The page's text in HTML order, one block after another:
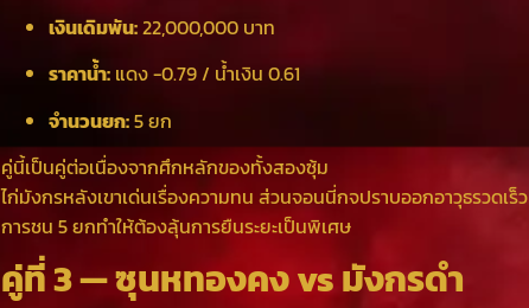
เงินเดิมพัน:22,000,000 บาท
ราคาน้ำ: แดง -0.79 / น้ำเงิน 0.61
จำนวนยก:5 ยก
คู่นี้เป็นคู่ต่อเนื่องจากศึกหลักของทั้งสองซุ้ม
ไก่มังกรหลังเขาเด่นเรื่องความทน ส่วนจอนนี่กจปราบออกอาวุธรวดเร็ว
การชน 5 ยกทำให้ต้องลุ้นการยืนระยะเป็นพิเศษ
คู่ที่ 3 — ซุนหทองคง vs มังกรดำ